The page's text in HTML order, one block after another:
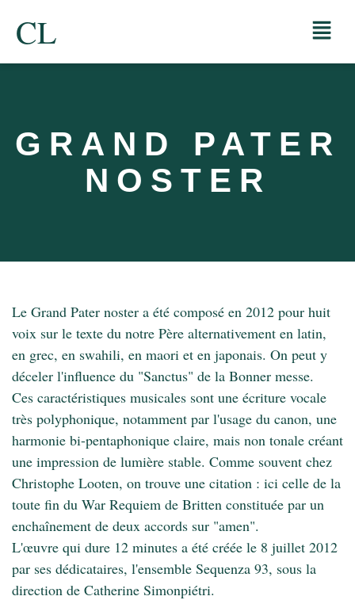
CL
GRAND PATER
NOSTER
Le Grand Pater noster a été composé en 2012 pour huit
voix sur le texte du notre Père alternativement en latin,
en grec, en swahili, en maori et en japonais. On peut y
déceler l'influence du "Sanctus" de la Bonner messe.
Ces caractéristiques musicales sont une écriture vocale
très polyphonique, notamment par l'usage du canon, une
harmonie bi-pentaphonique claire, mais non tonale créant
une impression de lumière stable. Comme souvent chez
Christophe Looten, on trouve une citation : ici celle de la
toute fin du War Requiem de Britten constituée par un
enchaînement de deux accords sur "amen".
L'œuvre qui dure 12 minutes a été créée le 8 juillet 2012
par ses dédicataires, l'ensemble Sequenza 93, sous la
direction de Catherine Simonpiétri.